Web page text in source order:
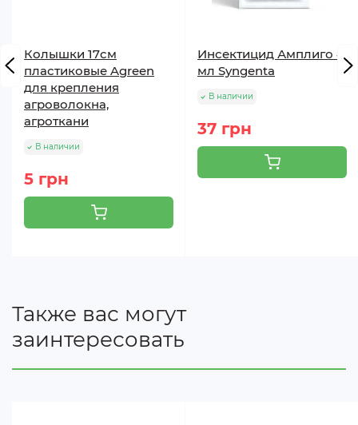
Колышки 17см
пластиковые Agreen
для крепления
агроволокна,
агроткани
В наличии
5 грн
Инсектицид Амплиго 4
мл Syngenta
В наличии
37 грн
Также вас могут
заинтересовать